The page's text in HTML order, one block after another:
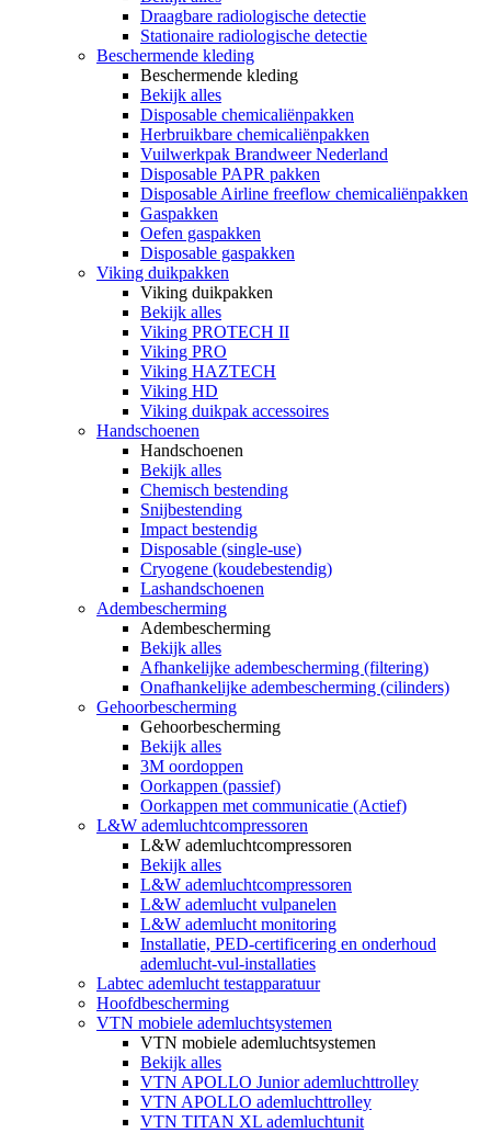
Draagbare radiologische detectie
Stationaire radiologische detectie
Beschermende kleding
Beschermende kleding
Bekijk alles
Disposable chemicaliënpakken
Herbruikbare chemicaliënpakken
Vuilwerkpak Brandweer Nederland
Disposable PAPR pakken
Disposable Airline freeflow chemicaliënpakken
Gaspakken
Oefen gaspakken
Disposable gaspakken
Viking duikpakken
Viking duikpakken
Bekijk alles
Viking PROTECH II
Viking PRO
Viking HAZTECH
Viking HD
Viking duikpak accessoires
Handschoenen
Handschoenen
Bekijk alles
Chemisch bestending
Snijbestending
Impact bestendig
Disposable (single-use)
Cryogene (koudebestendig)
Lashandschoenen
Adembescherming
Adembescherming
Bekijk alles
Afhankelijke adembescherming (filtering)
Onafhankelijke adembescherming (cilinders)
Gehoorbescherming
Gehoorbescherming
Bekijk alles
3M oordoppen
Oorkappen (passief)
Oorkappen met communicatie (Actief)
L&W ademluchtcompressoren
L&W ademluchtcompressoren
Bekijk alles
L&W ademluchtcompressoren
L&W ademlucht vulpanelen
L&W ademlucht monitoring
Installatie, PED-certificering en onderhoud
ademlucht-vul-installaties
Labtec ademlucht testapparatuur
Hoofdbescherming
VTN mobiele ademluchtsystemen
VTN mobiele ademluchtsystemen
Bekijk alles
VTN APOLLO Junior ademluchttrolley
VTN APOLLO ademluchttrolley
VTN TITAN XL ademluchtunit